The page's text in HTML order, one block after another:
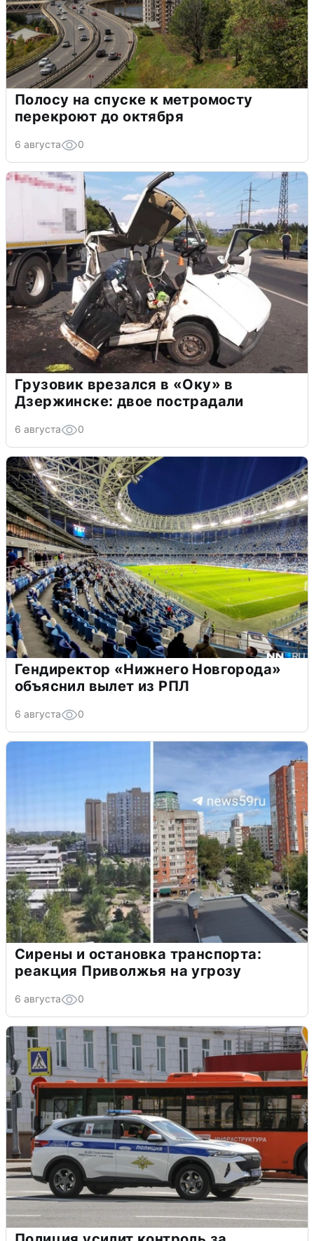
Полосу на спуске к метромосту
перекроют до октября
6 августа 0
Грузовик врезался в «Оку» в
Дзержинске: двое пострадали
6 августа 0
Гендиректор «Нижнего Новгорода»
объяснил вылет из РПЛ
6 августа 0
Сирены и остановка транспорта:
реакция Приволжья на угрозу
6 августа 0